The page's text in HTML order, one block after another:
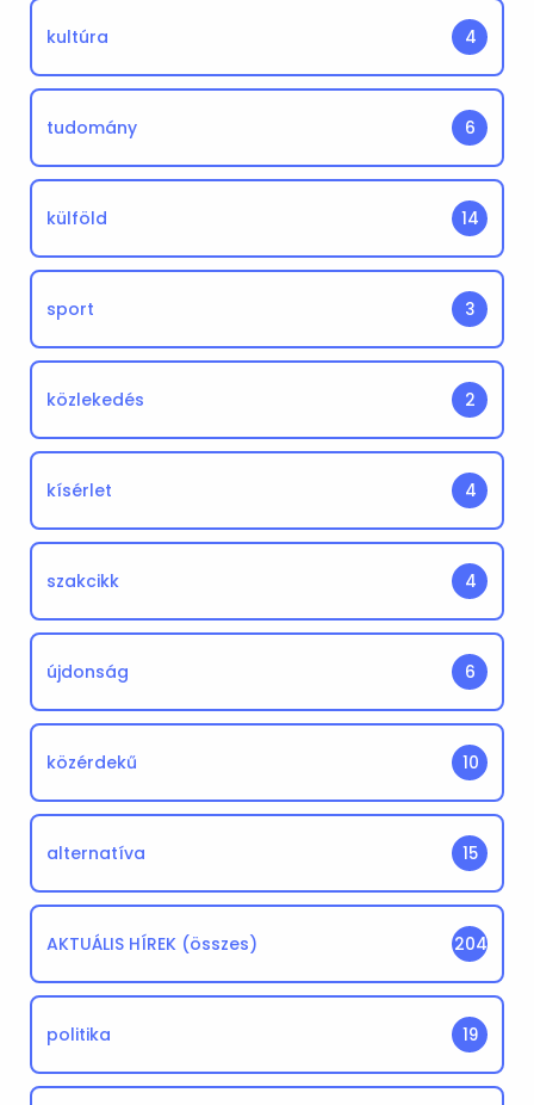
kultúra 4
tudomány 6
külföld 14
sport 3
közlekedés 2
kísérlet 4
szakcikk 4
újdonság 6
közérdekű 10
alternatíva 15
AKTUÁLIS HÍREK (összes) 204
politika 19